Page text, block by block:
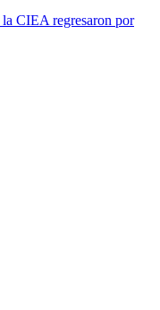
la CIEA regresaron por